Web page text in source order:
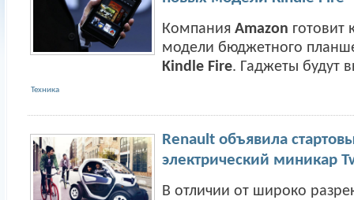
Компания Amazon готовит
модели бюджетного
Kindle Fire. Гаджеты будут
Техника
Renault объявила
электрический миникар
В отличии от широко